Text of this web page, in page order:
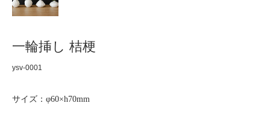
一輪挿し 桔梗
ysv-0001
サイズ：φ60×h70mm